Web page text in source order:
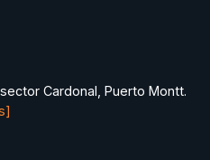
Cardonal, Puerto Montt.